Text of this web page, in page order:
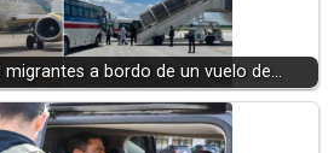
migrantes a bordo de un vuelo de…